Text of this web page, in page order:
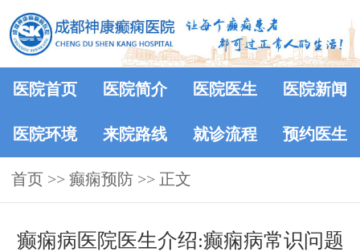
医院首页 医院简介 医院医生 医院新闻
医院环境 来院路线 就诊流程 预约医生
首页 >> 癫痫预防 >> 正文
癫痫病医院医生介绍:癫痫病常识问题